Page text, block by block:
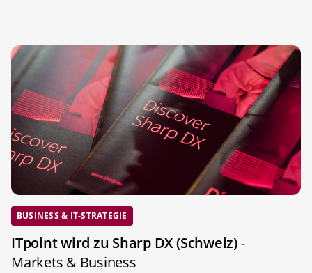
BUSINESS & IT-STRATEGIE
ITpoint wird zu Sharp DX (Schweiz)-
Markets & Business